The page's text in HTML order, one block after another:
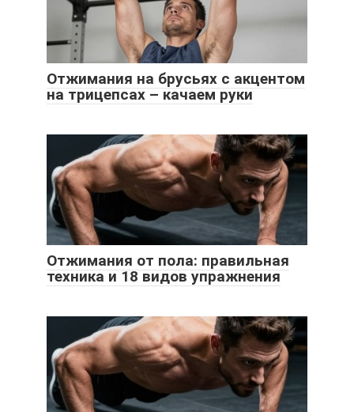
Отжимания на брусьях с акцентом
на трицепсах – качаем руки
Отжимания от пола: правильная
техника и 18 видов упражнения